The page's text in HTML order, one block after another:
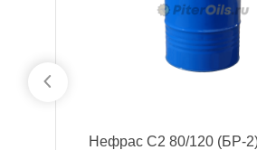
Нефрас С2 80/120 (БР-